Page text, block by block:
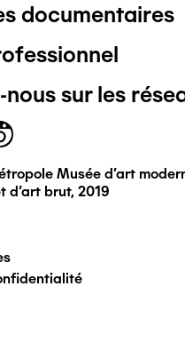
documentaires
nous sur les
Musée d'art
d'art brut, 2019